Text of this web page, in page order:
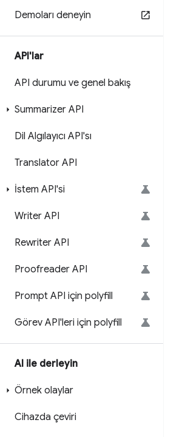
Demoları deneyin
API'lar
API durumu ve genel bakış
Summarizer API
Dil Algılayıcı API'sı
Translator API
İstem API'si
Writer API
Rewriter API
Proofreader API
Prompt API için polyfill
Görev API'leri için polyfill
AI ile derleyin
Örnek olaylar
Cihazda çeviri